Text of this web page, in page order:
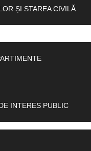
ȘI STAREA CIVILĂ
INTERES PUBLIC